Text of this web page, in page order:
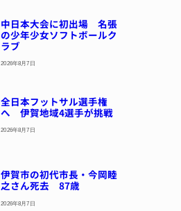
中日本大会に初出場 名張
の少年少女ソフトボールク
ラブ
2026年8月7日
全日本フットサル選手権
へ 伊賀地域4選手が挑戦
2026年8月7日
伊賀市の初代市長・今岡睦
之さん死去 87歳
2026年8月7日